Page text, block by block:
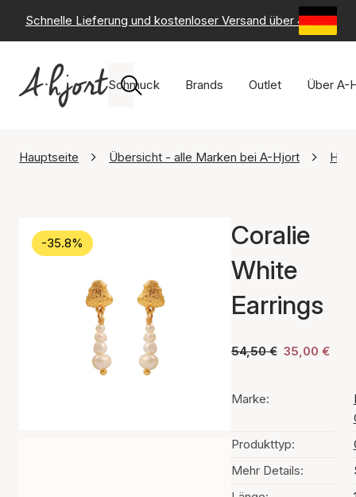
Schnelle Lieferung und kostenloser Versand über 49 € -
Schmuck Brands Outlet Über A-
Hauptseite Übersicht - alle Marken bei A-Hjort
-35.8%
Coralie
White
Earrings
54,50 € 35,00 €
Marke:
Produkttyp:
Mehr Details: